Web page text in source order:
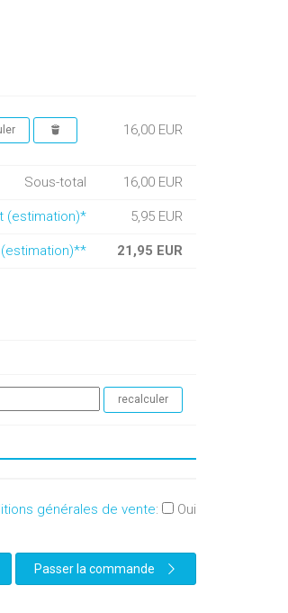
16,00 EUR
Sous-total 16,00 EUR
(estimation)* 5,95 EUR
21,95 EUR
générales de vente: Oui
Passer la commande